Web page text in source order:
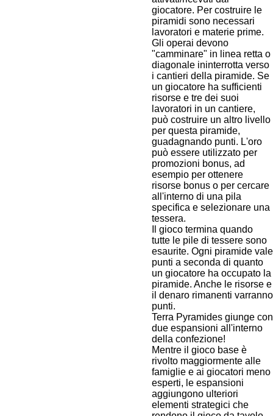
giocatore. Per costruire le
piramidi sono necessari
lavoratori e materie prime.
Gli operai devono
"camminare" in linea retta o
diagonale ininterrotta verso
i cantieri della piramide. Se
un giocatore ha sufficienti
risorse e tre dei suoi
lavoratori in un cantiere,
può costruire un altro livello
per questa piramide,
guadagnando punti. L'oro
può essere utilizzato per
promozioni bonus, ad
esempio per ottenere
risorse bonus o per cercare
all'interno di una pila
specifica e selezionare una
tessera.
Il gioco termina quando
tutte le pile di tessere sono
esaurite. Ogni piramide vale
punti a seconda di quanto
un giocatore ha occupato la
piramide. Anche le risorse e
il denaro rimanenti varranno
punti.
Terra Pyramides giunge con
due espansioni all'interno
della confezione!
Mentre il gioco base è
rivolto maggiormente alle
famiglie e ai giocatori meno
esperti, le espansioni
aggiungono ulteriori
elementi strategici che